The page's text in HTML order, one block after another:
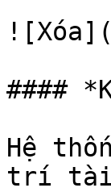
####
Hệ
trí tài